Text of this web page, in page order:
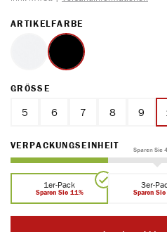
ARTIKELFARBE
weiss schwarz
GRÖSSE AUSWÄHLEN
5 6 7 8 9
VERPACKUNGSEINHEIT Sparen Sie
1er-Pack
Sparen Sie 11%
3er-
Sparen